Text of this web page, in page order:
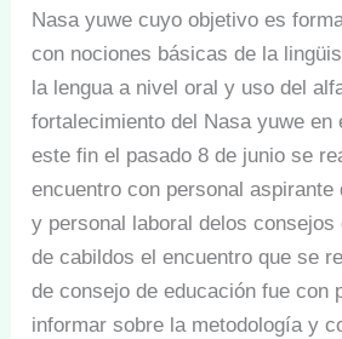
Nasa yuwe cuyo objetivo es
con nociones básicas de la
la lengua a nivel oral y uso del
fortalecimiento del Nasa yuwe en
este fin el pasado 8 de junio se
encuentro con personal aspirante
y personal laboral delos consejos
de cabildos el encuentro que se
de consejo de educación fue con
informar sobre la metodología y